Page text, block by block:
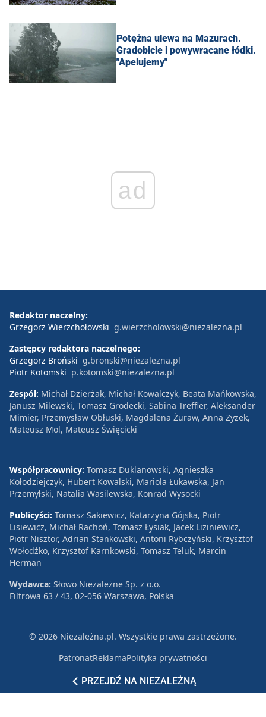
Potężna ulewa na Mazurach.
Gradobicie i powywracane łódki.
"Apelujemy"
ad
PRZEJDŹ NA NIEZALEŻNĄ
Redaktor naczelny:
Grzegorz Wierzchołowski g.wierzcholowski@niezalezna.pl
Zastępcy redaktora naczelnego:
Grzegorz Broński g.bronski@niezalezna.pl
Piotr Kotomski p.kotomski@niezalezna.pl
Zespół: Michał Dzierżak, Michał Kowalczyk, Beata Mańkowska,
Janusz Milewski, Tomasz Grodecki, Sabina Treffler, Aleksander
Mimier, Przemysław Obłuski, Magdalena Żuraw, Anna Zyzek,
Mateusz Mol, Mateusz Święcicki
Współpracownicy: Tomasz Duklanowski, Agnieszka
Kołodziejczyk, Hubert Kowalski, Mariola Łukawska, Jan
Przemyłski, Natalia Wasilewska, Konrad Wysocki
Publicyści: Tomasz Sakiewicz, Katarzyna Gójska, Piotr
Lisiewicz, Michał Rachoń, Tomasz Łysiak, Jacek Liziniewicz,
Piotr Nisztor, Adrian Stankowski, Antoni Rybczyński, Krzysztof
Wołodźko, Krzysztof Karnkowski, Tomasz Teluk, Marcin
Herman
Wydawca: Słowo Niezależne Sp. z o.o.
Filtrowa 63 / 43, 02-056 Warszawa, Polska
© 2026 Niezależna.pl. Wszystkie prawa zastrzeżone.
PatronatReklamaPolityka prywatności